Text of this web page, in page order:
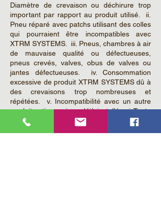
Diamètre de crevaison ou déchirure trop
important par rapport au produit utilisé. ii.
Pneu réparé avec patchs utilisant des colles
qui pourraient être incompatibles avec
XTRM SYSTEMS. iii. Pneus, chambres à air
de mauvaise qualité ou défectueuses,
pneus crevés, valves, obus de valves ou
jantes défectueuses. iv. Consommation
excessive de produit XTRM SYSTEMS dû à
des crevaisons trop nombreuses et
répétées. v. Incompatibilité avec un autre
produit anti-crevaison déjà installé. vi. Toute
autre éventualité constatée dans les